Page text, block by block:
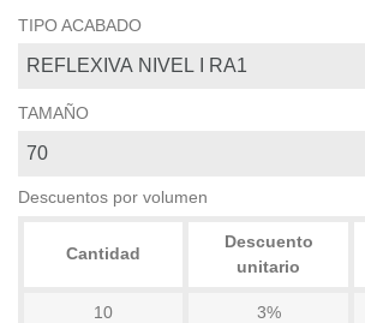
TIPO ACABADO
TAMAÑO
Descuentos por volumen
Cantidad
Descuento
unitario
10 3%